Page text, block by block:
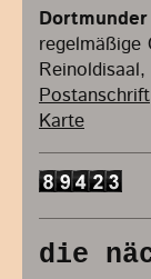
regelmäßige
Postanschrift
Karte
die